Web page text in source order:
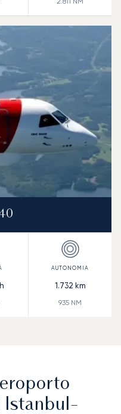
1.732 km
935 NM
Istanbul-